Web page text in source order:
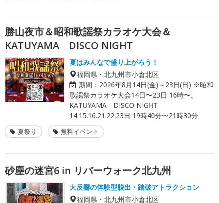
勝山夜市＆昭和歌謡祭カラオケ大会＆
KATUYAMA DISCO NIGHT
夏はみんなで盛り上がろう！
福岡県・北九州市小倉北区
期間： 2026年8月14日(金)～23日(日) ※昭和
歌謡祭カラオケ大会14日〜23日 16時〜。
KATUYAMA DISCO NIGHT
14.15.16.21.22.23日 19時40分〜21時30分
夏祭り 無料イベント
砂塵の迷宮6 in リバーウォーク北九州
大反響の体験型脱出・踏破アトラクション
福岡県・北九州市小倉北区